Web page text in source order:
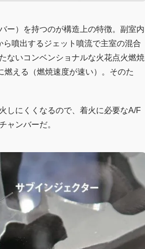
ー）を持つのが構造上の特徴。副室内
噴出するジェット噴流で主室の混合
ないコンベンショナルな火花点火燃焼
える（燃焼速度が速い）。そのた
しにくくなるので、着火に必要なA/F
ャンバーだ。